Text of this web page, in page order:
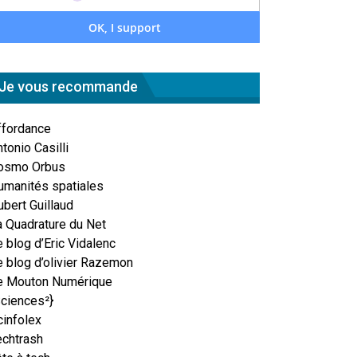
Je vous recommande
Casilli
Orbus
spatiales
Guillaud
Quadrature du Net
blog d’Eric Vidalenc
blog d’olivier Razemon
Mouton Numérique